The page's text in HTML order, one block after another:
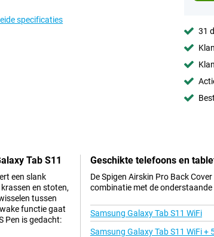
specificaties
31
Tab S11
een slank
en stoten,
tussen
functie gaat
Pen is gedacht:
Geschikte telefoons en
De Spigen Airskin Pro Back
combinatie met de
Samsung Galaxy Tab S11 WiFi
Samsung Galaxy Tab S11 WiFi +